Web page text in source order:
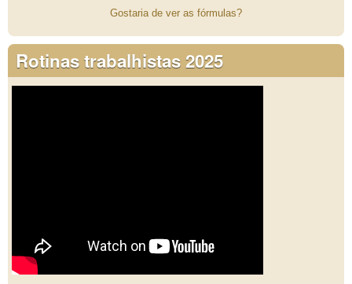
Gostaria de ver as fórmulas?
Rotinas trabalhistas 2025